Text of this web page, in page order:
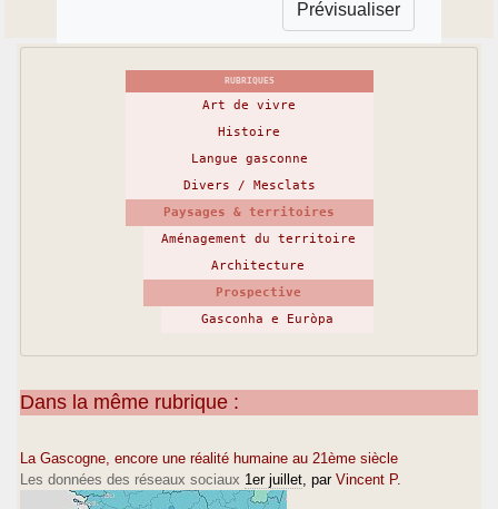
RUBRIQUES
Art de vivre
Histoire
Langue gasconne
Divers / Mesclats
Paysages & territoires
Aménagement du territoire
Architecture
Prospective
Gasconha e Euròpa
Dans la même rubrique :
La Gascogne, encore une réalité humaine au 21ème siècle
Les données des réseaux sociaux 1er juillet , par Vincent P.